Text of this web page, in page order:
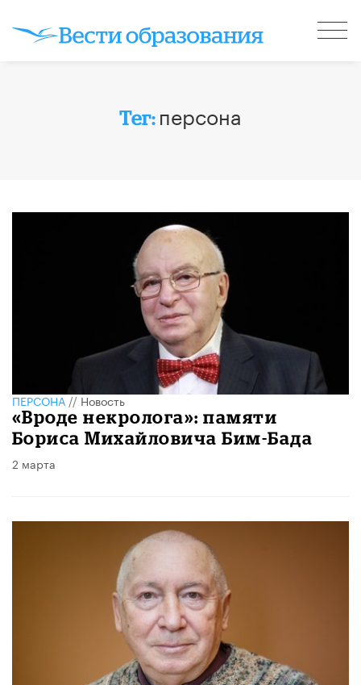
Тег: персона
ПЕРСОНА//Новость
«Вроде некролога»: памяти
Бориса Михайловича Бим-Бада
2 марта